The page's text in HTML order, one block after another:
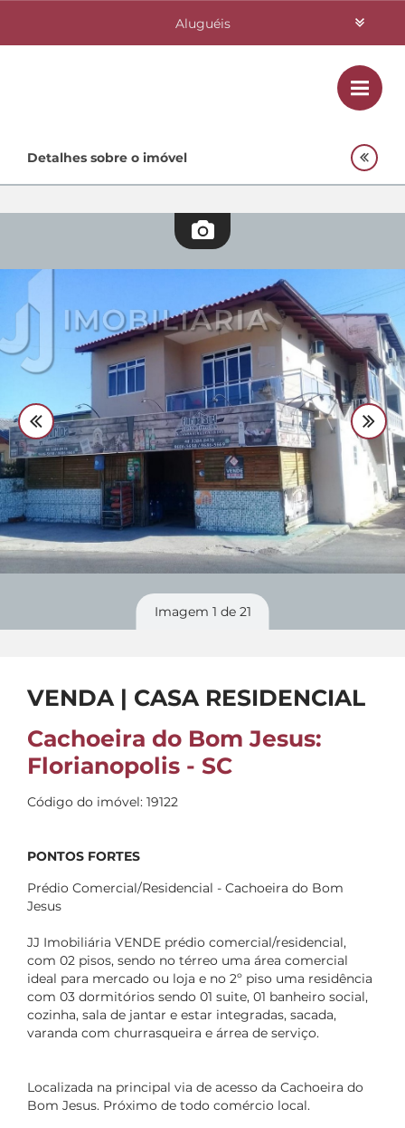
Aluguéis
Investimentos
Quem Somos
Contato
Fale Conosco 48 3364-0079
Plantão 48 99842-0500
Divulgue seu imóvel
Detalhes sobre o imóvel
Imagem 1 de 21
VENDA | CASA RESIDENCIAL
Cachoeira do Bom Jesus:
Florianopolis - SC
Código do imóvel: 19122
PONTOS FORTES
Prédio Comercial/Residencial - Cachoeira do Bom
Jesus
JJ Imobiliária VENDE prédio comercial/residencial,
com 02 pisos, sendo no térreo uma área comercial
ideal para mercado ou loja e no 2º piso uma residência
com 03 dormitórios sendo 01 suite, 01 banheiro social,
cozinha, sala de jantar e estar integradas, sacada,
varanda com churrasqueira e árrea de serviço.
Localizada na principal via de acesso da Cachoeira do
Bom Jesus. Próximo de todo comércio local.